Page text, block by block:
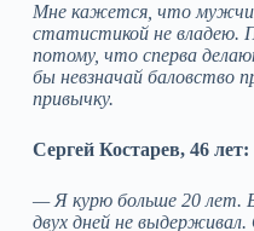
Мне кажется, что
статистикой не владею.
потому, что сперва
бы невзначай баловство
привычку.
Сергей Костарев, 46 лет:
— Я курю больше 20 лет.
двух дней не